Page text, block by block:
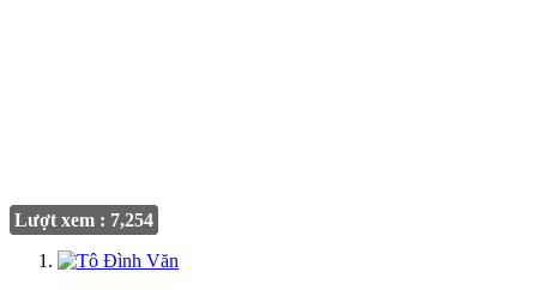
Lượt xem : 7,254